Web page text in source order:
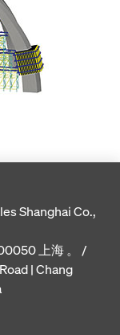
Shanghai Co.,
上海 。 /
| Chang